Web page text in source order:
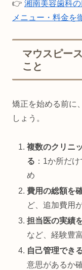
👉 湘南美容歯科
メニュー・料金を
マウスピー
こと
矯正を始める前に
しょう。
複数のクリニ
る ：1か所だ
め
費用の総額を
ど、追加費用
担当医の実績
など、経験豊
自己管理でき
意思があるか